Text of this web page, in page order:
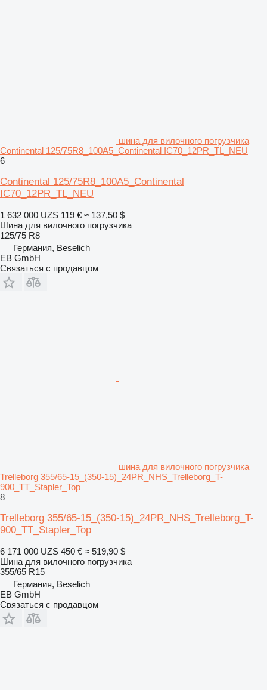
шина для вилочного погрузчика
Continental 125/75R8_100A5_Continental IC70_12PR_TL_NEU
6
Continental 125/75R8_100A5_Continental
IC70_12PR_TL_NEU
1 632 000 UZS 119 € ≈ 137,50 $
Шина для вилочного погрузчика
125/75 R8
Германия, Beselich
EB GmbH
Связаться с продавцом
шина для вилочного погрузчика
Trelleborg 355/65-15_(350-15)_24PR_NHS_Trelleborg_T-
900_TT_Stapler_Top
8
Trelleborg 355/65-15_(350-15)_24PR_NHS_Trelleborg_T-
900_TT_Stapler_Top
6 171 000 UZS 450 € ≈ 519,90 $
Шина для вилочного погрузчика
355/65 R15
Германия, Beselich
EB GmbH
Связаться с продавцом